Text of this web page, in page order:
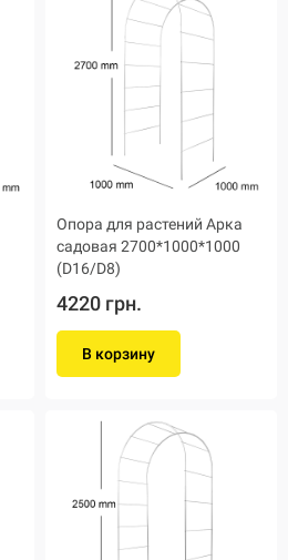
Опора для растений Арка
садовая 2700*1000*1000
(D16/D8)
4220 грн.
В корзину